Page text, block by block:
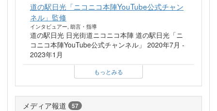
道の駅日光「ニコニコ本陣YouTube公式チャン
ネル」監修
インタビュアー, 助言・指導
道の駅日光 日光街道ニコニコ本陣 道の駅日光「ニ
コニコ本陣YouTube公式チャンネル」 2020年7月 -
2023年1月
もっとみる
メディア報道 57